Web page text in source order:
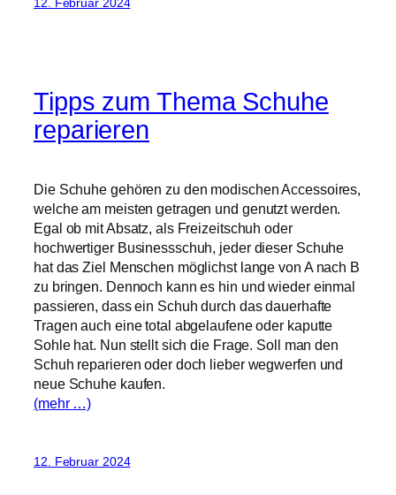
Tipps zum Thema Schuhe
reparieren
Die Schuhe gehören zu den modischen Accessoires,
welche am meisten getragen und genutzt werden.
Egal ob mit Absatz, als Freizeitschuh oder
hochwertiger Businessschuh, jeder dieser Schuhe
hat das Ziel Menschen möglichst lange von A nach B
zu bringen. Dennoch kann es hin und wieder einmal
passieren, dass ein Schuh durch das dauerhafte
Tragen auch eine total abgelaufene oder kaputte
Sohle hat. Nun stellt sich die Frage. Soll man den
Schuh reparieren oder doch lieber wegwerfen und
neue Schuhe kaufen.
(mehr …)
12. Februar 2024